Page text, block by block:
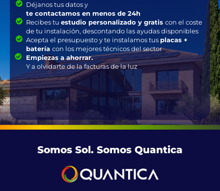
Déjanos tus datos y
te contactamos en menos de 24h
Recibes tu estudio personalizado y gratis con el coste
de tu instalación, descontando las ayudas disponibles
Acepta el presupuesto y te instalamos tus placas +
batería con los mejores técnicos del sector
Empiezas a ahorrar.
Y a olvidarte de la facturas de la luz
Somos Sol. Somos Quantica